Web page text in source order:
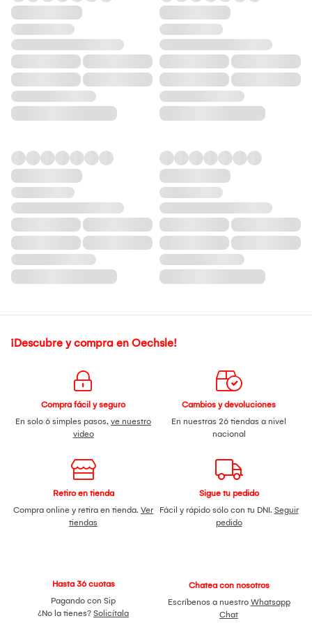
¡Descubre y compra en Oechsle!
Compra fácil y seguro
En solo 6 simples pasos, ve nuestro
video
Cambios y devoluciones
En nuestras 26 tiendas a nivel
nacional
Retiro en tienda
Compra online y retira en tienda. Ver
tiendas
Sigue tu pedido
Fácil y rápido sólo con tu DNI. Seguir
pedido
Hasta 36 cuotas
Pagando con Sip
¿No la tienes? Solicítala
Chatea con nosotros
Escríbenos a nuestro Whatsapp
Chat